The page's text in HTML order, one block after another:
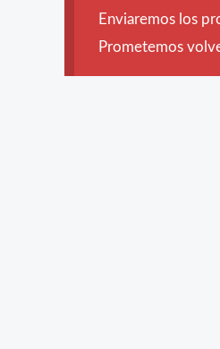
Enviaremos los
Prometemos